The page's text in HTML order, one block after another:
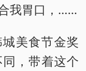
我胃口，……
美食节金奖
，带着这个